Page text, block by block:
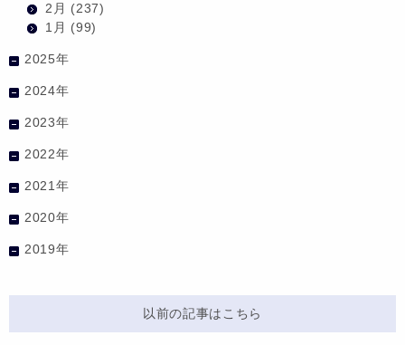
2月 (237)
1月 (99)
2025年
2024年
2023年
2022年
2021年
2020年
2019年
以前の記事はこちら